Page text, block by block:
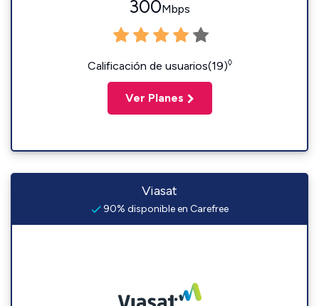
300Mbps
Calificación de usuarios(19)◊
Ver Planes
Viasat
90% disponible en Carefree